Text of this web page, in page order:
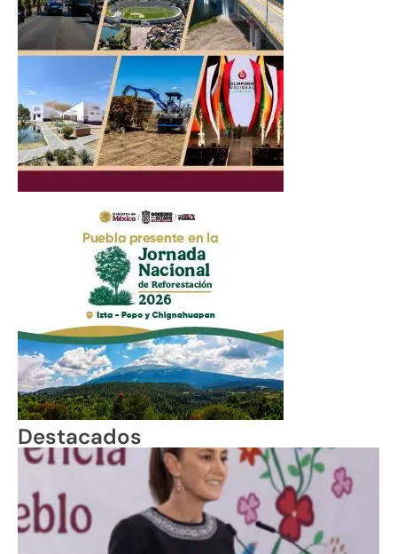
Destacados